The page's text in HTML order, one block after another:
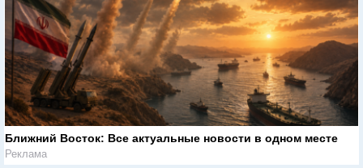
Ближний Восток: Все актуальные новости в одном месте
Реклама